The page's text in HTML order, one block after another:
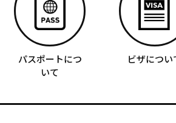
パスポートにつ
いて
ビザについ